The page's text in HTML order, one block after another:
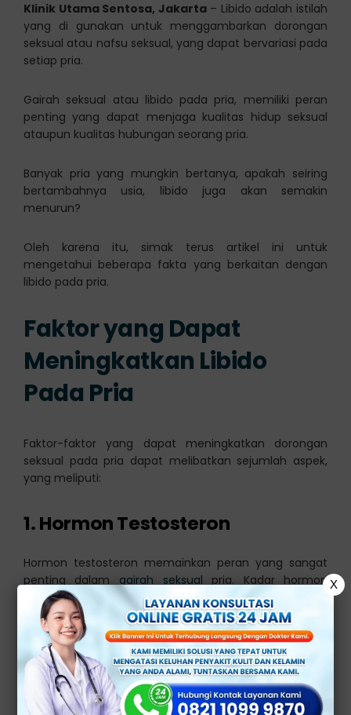
Klinik Utama Sentosa, Jakarta– Libido adalah istilah
yang di gunakan untuk menggambarkan dorongan
seksual atau nafsu seksual, yang dapat bervariasi pada
setiap pria.
Gairah seksual atau libido pada pria, memiliki peran
penting yang dapat menjaga kualitas hidup seksual
ataupun kualitas hubungan seorang pria.
Banyak pria yang mungkin bertanya, apakah seiring
bertambahnya usia, libido juga akan semakin
menurun?
Oleh karena itu, simak terus artikel ini untuk
mengetahui beberapa fakta yang berkaitan dengan
libido pada pria.
Faktor yang Dapat
Meningkatkan Libido
Pada Pria
Faktor-faktor yang dapat meningkatkan dorongan
seksual pada pria dapat melibatkan sejumlah aspek,
yang meliputi:
1. Hormon Testosteron
Hormon testosteron memainkan peran yang sangat
penting dalam gairah seksual pria. Kadar hormon
testosteron tertinggi dapat di alami oleh pria pada
akhir masa remajanya.
Selain berperan dalam libido pria, hormon ini juga
berfungsi membentuk organ reproduksi pria,
pertumbuhan otot dan rambut, serta produksi sel
darah merah dan sperma.
X